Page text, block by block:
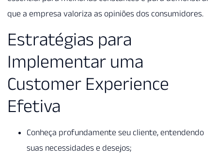
que a empresa valoriza as opiniões dos consumidores.
Estratégias para
Implementar uma
Customer Experience
Efetiva
Conheça profundamente seu cliente, entendendo
suas necessidades e desejos;